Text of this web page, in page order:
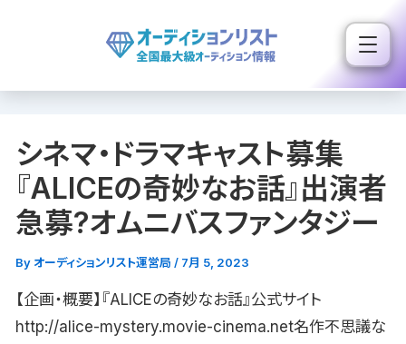
ス
シネマ・ドラマキャスト募集
『ALICEの奇妙なお話』出演者
急募?オムニバスファンタジー
By オーディションリスト運営局 / 7月 5, 2023
【企画・概要】『ALICEの奇妙なお話』公式サイト
http://alice-mystery.movie-cinema.net名作不思議な